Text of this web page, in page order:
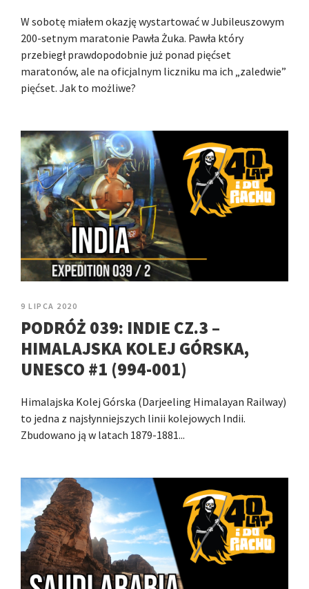
W sobotę miałem okazję wystartować w Jubileuszowym
200-setnym maratonie Pawła Żuka. Pawła który
przebiegł prawdopodobnie już ponad pięćset
maratonów, ale na oficjalnym liczniku ma ich „zaledwie”
pięćset. Jak to możliwe?
9 LIPCA 2020
PODRÓŻ 039: INDIE CZ.3 –
HIMALAJSKA KOLEJ GÓRSKA,
UNESCO #1 (994-001)
Himalajska Kolej Górska (Darjeeling Himalayan Railway)
to jedna z najsłynniejszych linii kolejowych Indii.
Zbudowano ją w latach 1879-1881...